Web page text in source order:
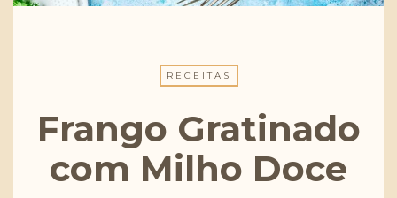
RECEITAS
Frango Gratinado
com Milho Doce